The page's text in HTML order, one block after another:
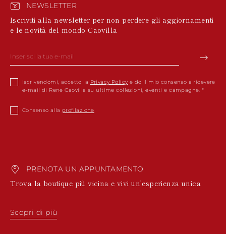
NEWSLETTER
Iscriviti alla newsletter per non perdere gli aggiornamenti
e le novità del mondo Caovilla
Iscrivendomi, accetto la Privacy Policy e do il mio consenso a ricevere
e-mail di Rene Caovilla su ultime collezioni, eventi e campagne.
Consenso alla profilazione
PRENOTA UN APPUNTAMENTO
Trova la boutique più vicina e vivi un’esperienza unica
Scopri di più